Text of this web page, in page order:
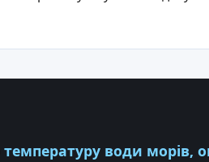
води морів,